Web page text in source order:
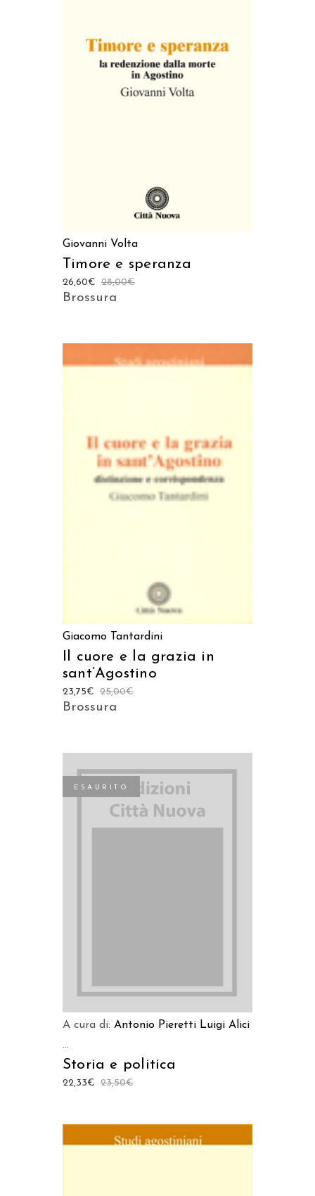
AGGIUNGI AL CARRELLO
Giovanni Volta
Timore e speranza
28,00€
26,60€
Brossura
AGGIUNGI AL CARRELLO
Giacomo Tantardini
Il cuore e la grazia in
sant’Agostino
25,00€
23,75€
Brossura
ESAURITO
A cura di: Antonio Pieretti Luigi Alici
...
Storia e politica
23,50€
22,33€